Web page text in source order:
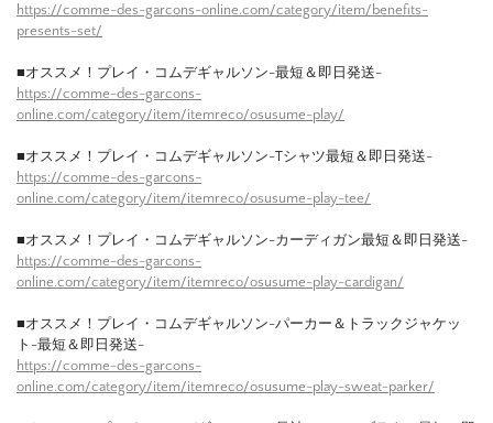
https://comme-des-garcons-online.com/category/item/benefits-
presents-set/
■オススメ！プレイ・コムデギャルソン-最短＆即日発送-
https://comme-des-garcons-
online.com/category/item/itemreco/osusume-play/
■オススメ！プレイ・コムデギャルソン-Tシャツ最短＆即日発送-
https://comme-des-garcons-
online.com/category/item/itemreco/osusume-play-tee/
■オススメ！プレイ・コムデギャルソン-カーディガン最短＆即日発送-
https://comme-des-garcons-
online.com/category/item/itemreco/osusume-play-cardigan/
■オススメ！プレイ・コムデギャルソン-パーカー＆トラックジャケッ
ト-最短＆即日発送-
https://comme-des-garcons-
online.com/category/item/itemreco/osusume-play-sweat-parker/